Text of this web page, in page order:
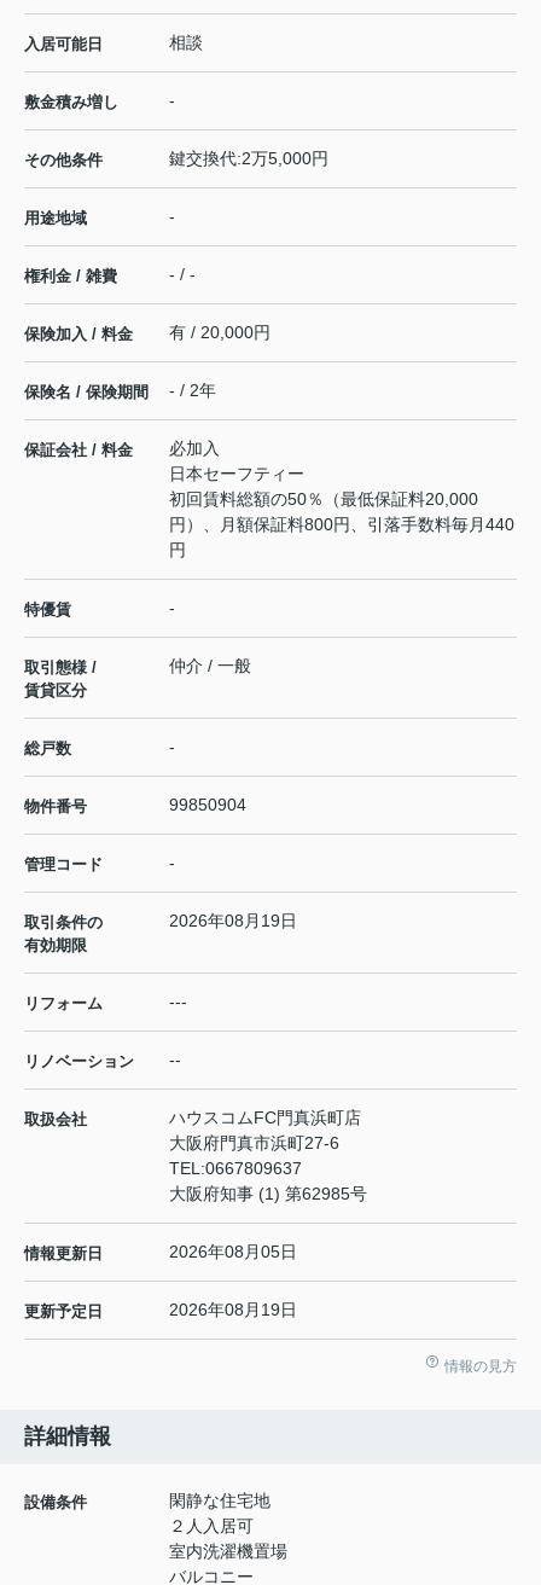
入居可能日 相談
敷金積み増し -
その他条件 鍵交換代:2万5,000円
用途地域 -
権利金 / 雑費 - / -
保険加入 / 料金 有 / 20,000円
保険名 / 保険期間 - / 2年
保証会社 / 料金
必加入
日本セーフティー
初回賃料総額の50％（最低保証料20,000
円）、月額保証料800円、引落手数料毎月440
円
特優賃 -
取引態様 /
賃貸区分
仲介 / 一般
総戸数 -
物件番号 99850904
管理コード -
取引条件の
有効期限
2026年08月19日
リフォーム ---
リノベーション --
取扱会社
ハウスコムFC門真浜町店
大阪府門真市浜町27-6
TEL:0667809637
大阪府知事 (1) 第62985号
情報更新日 2026年08月05日
更新予定日 2026年08月19日
情報の見方
詳細情報
設備条件
閑静な住宅地
２人入居可
室内洗濯機置場
バルコニー